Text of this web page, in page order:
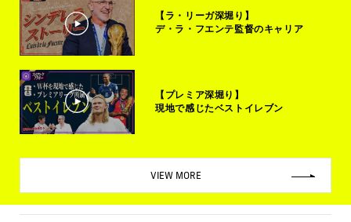
【ラ・リーガ深堀り】
デ・ラ・フエンテ監督のキャリア
【プレミア深堀り】
現地で感じたベストイレブン
VIEW MORE